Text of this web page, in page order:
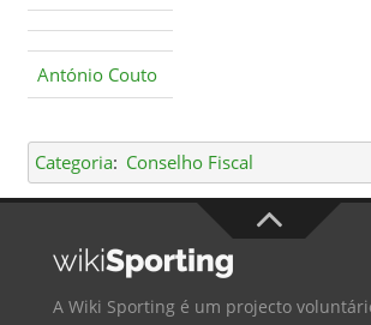
António Couto
Categoria: Conselho Fiscal
A Wiki Sporting é um projecto